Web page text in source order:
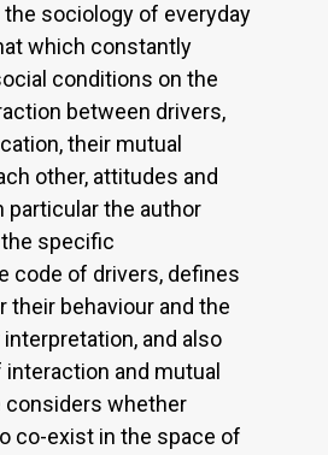
sociology of everyday
which constantly
conditions on the
between drivers,
their mutual
other, attitudes and
particular the author
specific
code of drivers, defines
their behaviour and the
and also
and mutual
considers whether
co-exist in the space of